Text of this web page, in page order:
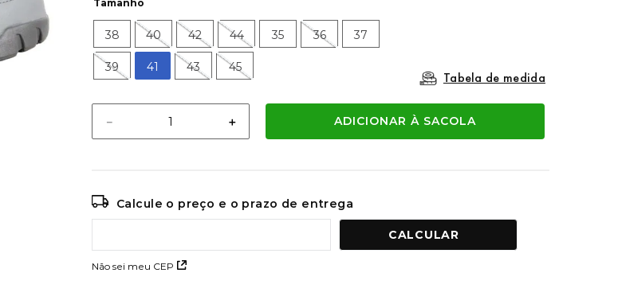
Tamanho
38 40 42 44 35 36 37
39 41 43 45
Tabela de medida
＋
－ ADICIONAR À SACOLA
Calcule o preço e o prazo de entrega
Não sei meu CEP